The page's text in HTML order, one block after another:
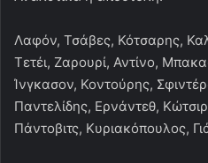
Λαφόν, Τσάβες, Κότσαρης,
Τετέι, Ζαρουρί, Αντίνο,
Ίνγκασον, Κοντούρης,
Παντελίδης, Ερνάντεθ,
Πάντοβιτς, Κυριακόπουλος,